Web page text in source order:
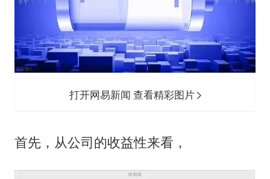
打开网易新闻 查看精彩图片
首先，从公司的收益性来看，